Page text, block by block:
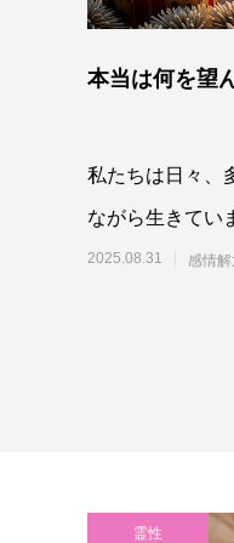
本当は何を望
私たちは日々、
ながら生きてい
ほしいものをダ
2025.08.31 感情
霊性